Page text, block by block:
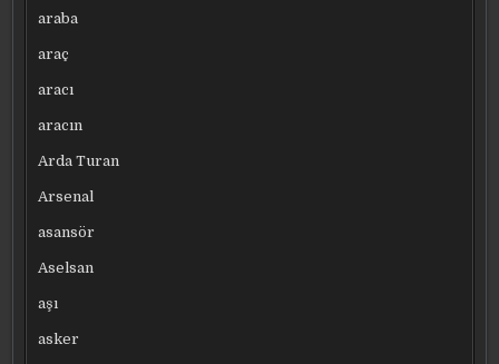
araba
araç
aracı
aracın
Arda Turan
Arsenal
asansör
Aselsan
aşı
asker